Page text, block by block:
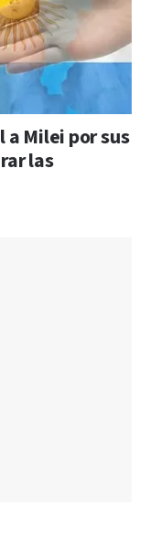
Milei por sus
las